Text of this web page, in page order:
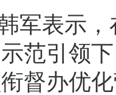
军表示
范引领
督办优